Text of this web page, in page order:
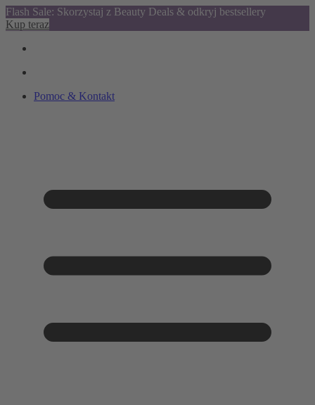
Flash Sale: Skorzystaj z Beauty Deals & odkryj bestsellery
Kup teraz
Pomoc & Kontakt